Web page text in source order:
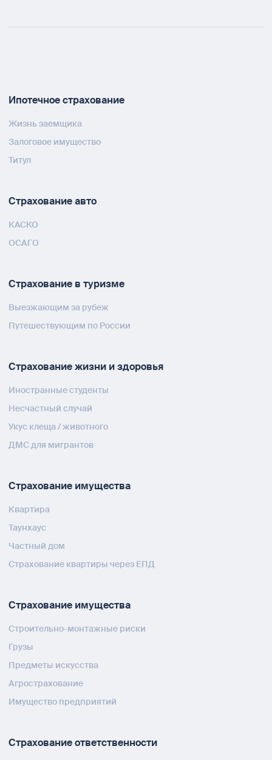
Ипотечное страхование
Жизнь заемщика
Залоговое имущество
Титул
Страхование авто
КАСКО
ОСАГО
Страхование в туризме
Выезжающим за рубеж
Путешествующим по России
Страхование жизни и здоровья
Иностранные студенты
Несчастный случай
Укус клеща / животного
ДМС для мигрантов
Страхование имущества
Квартира
Таунхаус
Частный дом
Страхование квартиры через ЕПД
Страхование имущества
Строительно-монтажные риски
Грузы
Предметы искусства
Агрострахование
Имущество предприятий
Страхование ответственности